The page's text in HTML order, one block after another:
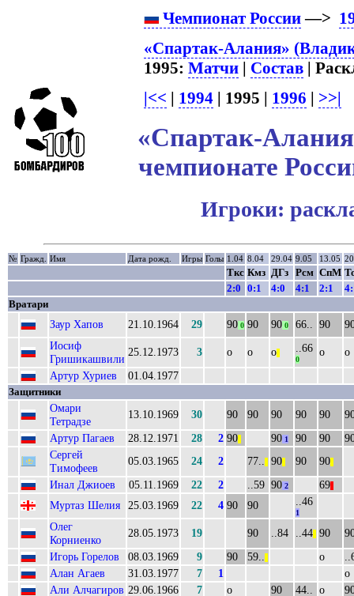
Чемпионат России—>
«Спартак-Алания»
1995: Матчи | Состав |
|<< | 1994 | 1995 | 1996 | >>|
«Спартак-
чемпионате
Игроки:
№ Гражд. Имя Дата рожд. Игры Голы 1.04 8.04 29.04 9.05 13.05
Ткс Кмз ДГз Рсм СпМ
2:0 0:1 4:0 4:1 2:1
Вратари
Заур Хапов 21.10.1964 29 90 0 90 90 0 66.. 90
Иосиф
Гришикашвили
25.12.1973 3 о о о ..66
0
о
о
Артур Хуриев
01.04.1977
Защитники
Омари
Тетрадзе
13.10.1969 30 90 90 90 90 90
Артур Пагаев
28.12.1971 28 2 90 90 1 90 90
Сергей
Тимофеев
05.03.1965 24 2 77.. 90 90 90
Инал Джиоев 05.11.1969 22 2 ..59 90 2 69
Муртаз Шелия 25.03.1969 22 4 90 90 ..46
1
Олег
Корниенко
28.05.1973 19 90 ..84 ..44 90
Игорь Горелов
08.03.1969 9 90 59.. о
Алан Агаев
31.03.1977 7 1
о
Али Алчагиров 29.06.1966 7 о 90 44.. о